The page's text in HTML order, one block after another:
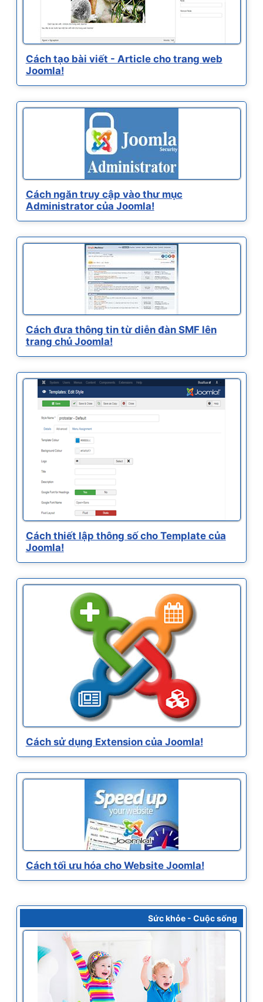
Cách tạo bài viết - Article cho trang web
Joomla!
Cách ngăn truy cập vào thư mục
Administrator của Joomla!
Cách đưa thông tin từ diễn đàn SMF lên
trang chủ Joomla!
Cách thiết lập thông số cho Template của
Joomla!
Cách sử dụng Extension của Joomla!
Cách tối ưu hóa cho Website Joomla!
Sức khỏe - Cuộc sống